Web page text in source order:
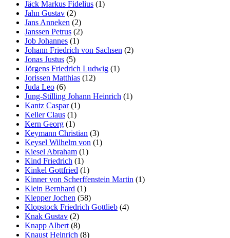
Jäck Markus Fidelius (1)
Jahn Gustav (2)
Jans Anneken (2)
Janssen Petrus (2)
Job Johannes (1)
Johann Friedrich von Sachsen (2)
Jonas Justus (5)
Jörgens Friedrich Ludwig (1)
Jorissen Matthias (12)
Juda Leo (6)
Jung-Stilling Johann Heinrich (1)
Kantz Caspar(1)
Keller Claus (1)
Kern Georg (1)
Keymann Christian (3)
Keysel Wilhelm von (1)
Kiesel Abraham (1)
Kind Friedrich (1)
Kinkel Gottfried (1)
Kinner von Scherffenstein Martin (1)
Klein Bernhard (1)
Klepper Jochen (58)
Klopstock Friedrich Gottlieb (4)
Knak Gustav (2)
Knapp Albert (8)
Knaust Heinrich (8)